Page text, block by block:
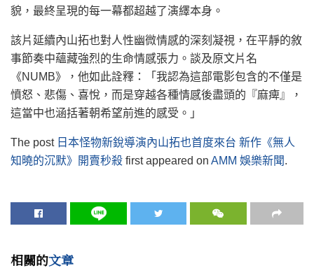
貌，最終呈現的每一幕都超越了演繹本身。
該片延續內山拓也對人性幽微情感的深刻凝視，在平靜的敘
事節奏中蘊藏強烈的生命情感張力。談及原文片名
《NUMB》，他如此詮釋：「我認為這部電影包含的不僅是
憤怒、悲傷、喜悅，而是穿越各種情感後盡頭的『麻痺』，
這當中也涵括著朝希望前進的感受。」
The post 日本怪物新銳導演內山拓也首度來台 新作《無人
知曉的沉默》開賣秒殺 first appeared on AMM 娛樂新聞.
相關的文章